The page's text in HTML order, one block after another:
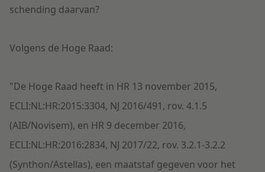
schending daarvan?
Volgens de Hoge Raad:
"De Hoge Raad heeft in HR 13 november 2015,
ECLI:NL:HR:2015:3304, NJ 2016/491, rov. 4.1.5
(AIB/Novisem), en HR 9 december 2016,
ECLI:NL:HR:2016:2834, NJ 2017/22, rov. 3.2.1-3.2.2
(Synthon/Astellas), een maatstaf gegeven voor het